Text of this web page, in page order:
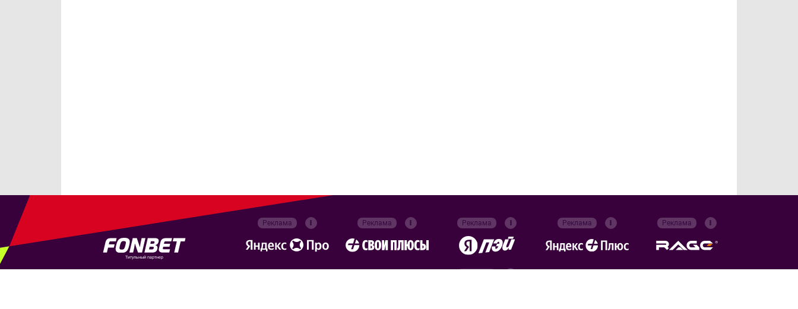
Титульный партнер
Реклама Реклама Реклама Реклама Реклама